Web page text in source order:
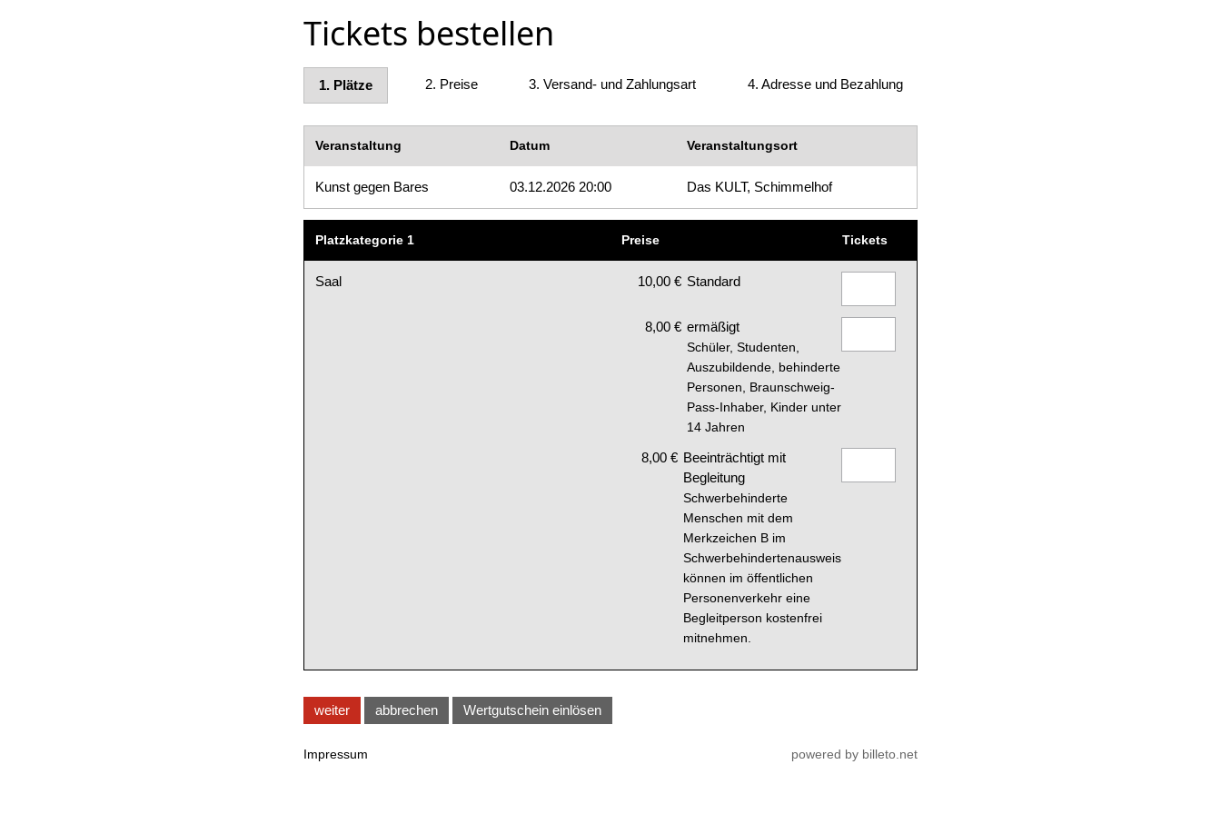
Tickets bestellen
1. Plätze 2. Preise 3. Versand- und Zahlungsart 4. Adresse und Bezahlung
Veranstaltung
Kunst gegen Bares
Datum
03.12.2026 20:00
Veranstaltungsort
Das KULT, Schimmelhof
Platzkategorie 1
Saal
Tickets
Preise
10,00 € Standard
8,00 € ermäßigt
Schüler, Studenten,
Auszubildende, behinderte
Personen, Braunschweig-
Pass-Inhaber, Kinder unter
14 Jahren
8,00 € Beeinträchtigt mit
Begleitung
Schwerbehinderte
Menschen mit dem
Merkzeichen B im
Schwerbehindertenausweis
können im öffentlichen
Personenverkehr eine
Begleitperson kostenfrei
mitnehmen.
weiter abbrechen Wertgutschein einlösen
Impressum powered by billeto.net